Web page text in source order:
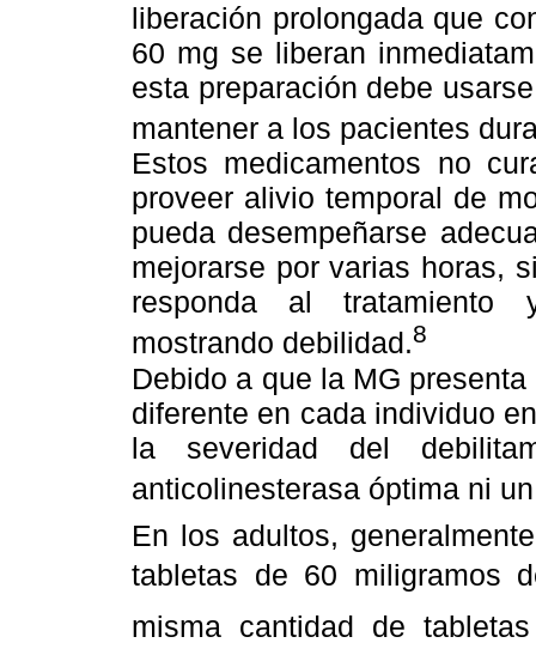
liberación prolongada que
60 mg se liberan
esta preparación debe
mantener a los pacientes
Estos medicamentos no
proveer alivio temporal de
pueda desempeñarse
mejorarse por varias horas,
responda al tratamiento
mostrando debilidad.8
Debido a que la MG
diferente en cada individuo
la severidad del
anticolinesterasa óptima ni
En los adultos,
tabletas de 60 miligramos
misma cantidad de